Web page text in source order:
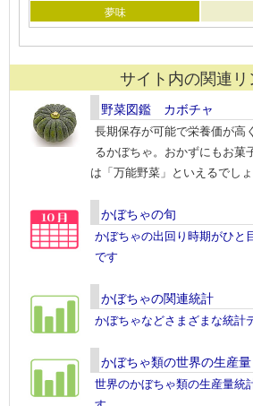
夢味
サイト内の関連リ
野菜図鑑 カボチャ
長期保存が可能で栄養価が高
るかぼちゃ。おかずにもお菓
は「万能野菜」といえるでし
かぼちゃの旬
かぼちゃの出回り時期がひと
です
かぼちゃの関連統計
かぼちゃなどさまざまな統計
かぼちゃ類の世界の生産量
世界のかぼちゃ類の生産量統